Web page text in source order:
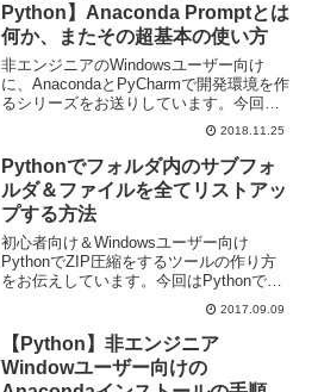
Python】Anaconda Promptとは
何か、またその超基本の使い方
非エンジニアのWindowsユーザー向け
に、AnacondaとPyCharmで開発環境を作
るシリーズをお送りしています。今回
は、Anaconda Promptについて、またそ
の超基本の使い方についてお伝えしま
す。
2018.11.25
Pythonでフォルダ内のサブフォ
ルダ＆ファイルを全てリストアッ
プする方法
初心者向け＆Windowsユーザー向け
PythonでZIP圧縮をするツールの作り方
をお伝えしています。今回はPythonでフ
ォルダ内のツリー構造を走査してサブフ
ォルダとファイルを全てリストアップす
る方法です。
2017.09.09
【Python】非エンジニア
Windowユーザー向けの